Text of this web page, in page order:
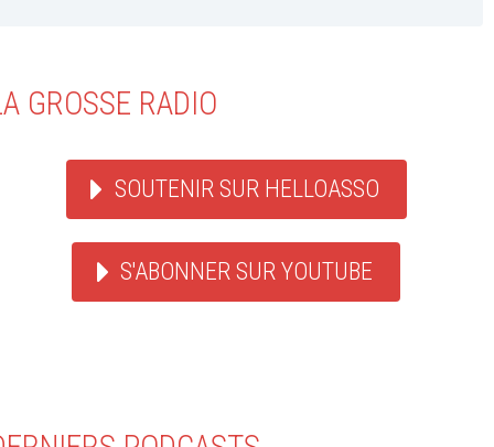
GROSSE RADIO
SOUTENIR SUR HELLOASSO
S'ABONNER SUR YOUTUBE